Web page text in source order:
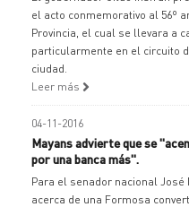
el acto conmemorativo al 56º
Provincia, el cual se llevara a
particularmente en el circuito
ciudad.
Leer más
04-11-2016
Mayans advierte que se
por una banca más".
Para el senador nacional José
acerca de una Formosa